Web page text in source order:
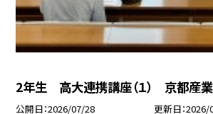
2年生 高大連携講座（１） 京都産
公開日 2026/07/28 更新日 2026/